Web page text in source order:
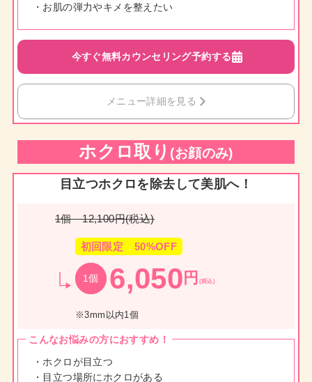
・お肌の弾力やキメを整えたい
今すぐ無料カウンセリング予約する
メニュー詳細を見る
ホクロ取り (お顔のみ)
目立つホクロを除去して美肌へ！
1個 12,100円(税込)
初回限定 50%OFF
1個 6,050 円 (税込)
※3mm以内1個
こんなお悩みの方におすすめ！
・ホクロが目立つ
・目立つ場所にホクロがある